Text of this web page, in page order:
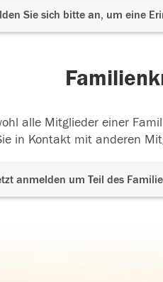
Sie sich bitte an, um eine
alle Mitglieder einer
in Kontakt mit anderen
anmelden um Teil des